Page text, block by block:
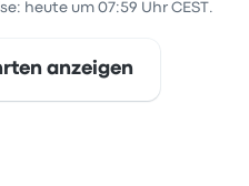
heute um 07:59 Uhr CEST.
anzeigen